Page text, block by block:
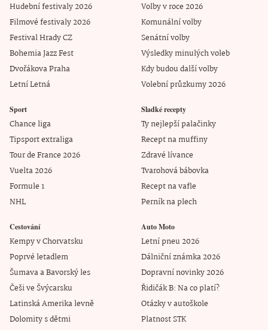
Hudební festivaly 2026
Filmové festivaly 2026
Festival Hrady CZ
Bohemia Jazz Fest
Dvořákova Praha
Letní Letná
Volby v roce 2026
Komunální volby
Senátní volby
Výsledky minulých voleb
Kdy budou další volby
Volební průzkumy 2026
Sport
Chance liga
Tipsport extraliga
Tour de France 2026
Vuelta 2026
Formule 1
NHL
Sladké recepty
Ty nejlepší palačinky
Recept na muffiny
Zdravé lívance
Tvarohová bábovka
Recept na vafle
Perník na plech
Cestování
Kempy v Chorvatsku
Poprvé letadlem
Šumava a Bavorský les
Češi ve Švýcarsku
Latinská Amerika levně
Dolomity s dětmi
Auto Moto
Letní pneu 2026
Dálniční známka 2026
Dopravní novinky 2026
Řidičák B: Na co platí?
Otázky v autoškole
Platnost STK